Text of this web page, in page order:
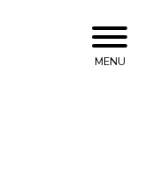
MENU